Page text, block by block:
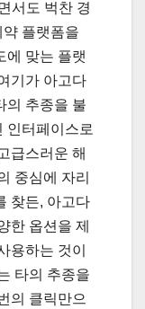
서도 벅찬 경
플랫폼을
에 맞는 플랫
기가 아고다
의 추종을 불
인터페이스로
급스러운 해
중심에 자리
찾든, 아고다
한 옵션을 제
용하는 것이
타의 추종을
의 클릭만으